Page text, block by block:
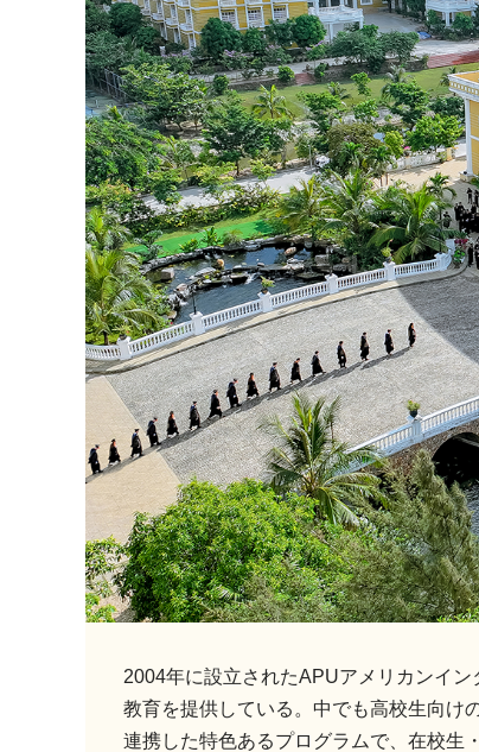
2004年に設立されたAPUアメリカンイ
教育を提供している。中でも高校生向け
連携した特色あるプログラムで、在校生